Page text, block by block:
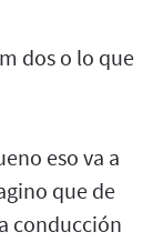
dos o lo que
eso va a
que de
conducción